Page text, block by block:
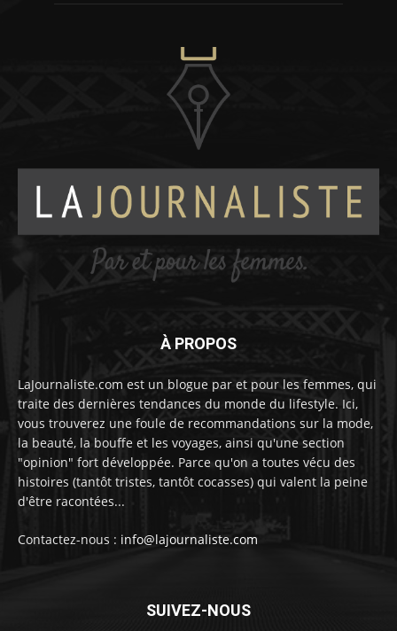
À PROPOS
LaJournaliste.com est un blogue par et pour les femmes, qui
traite des dernières tendances du monde du lifestyle. Ici,
vous trouverez une foule de recommandations sur la mode,
la beauté, la bouffe et les voyages, ainsi qu'une section
"opinion" fort développée. Parce qu'on a toutes vécu des
histoires (tantôt tristes, tantôt cocasses) qui valent la peine
d'être racontées...
Contactez-nous : info@lajournaliste.com
SUIVEZ-NOUS